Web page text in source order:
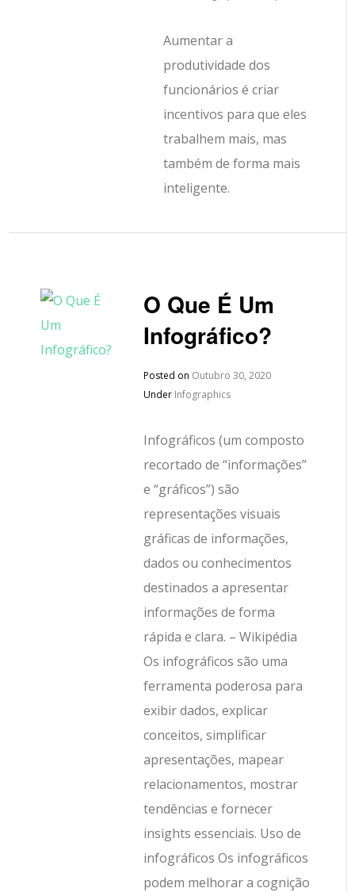
Aumentar a
produtividade dos
funcionários é criar
incentivos para que eles
trabalhem mais, mas
também de forma mais
inteligente.
O Que É Um
Infográfico?
Posted on Outubro 30, 2020
Under Infographics
Infográficos (um composto
recortado de “informações”
e “gráficos”) são
representações visuais
gráficas de informações,
dados ou conhecimentos
destinados a apresentar
informações de forma
rápida e clara. – Wikipédia
Os infográficos são uma
ferramenta poderosa para
exibir dados, explicar
conceitos, simplificar
apresentações, mapear
relacionamentos, mostrar
tendências e fornecer
insights essenciais. Uso de
infográficos Os infográficos
podem melhorar a cognição